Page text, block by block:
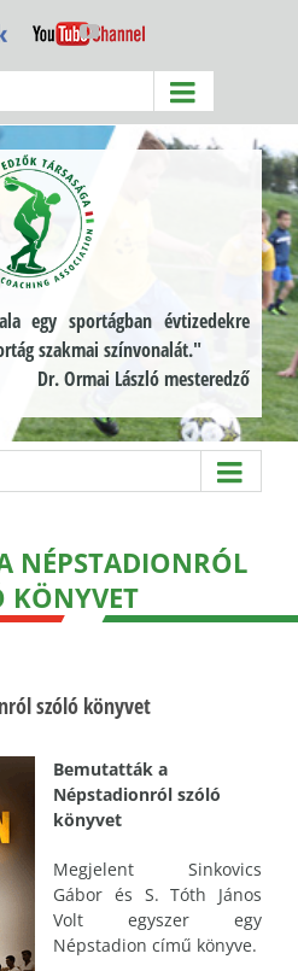
YouTube
egy sportágban évtizedekre
szakmai színvonalát."
Dr. Ormai László mesteredző
NÉPSTADIONRÓL
KÖNYVET
szóló könyvet
Bemutatták a
Népstadionról szóló
könyvet
Megjelent Sinkovics
Gábor és S. Tóth János
Volt egyszer egy
Népstadion című könyve.